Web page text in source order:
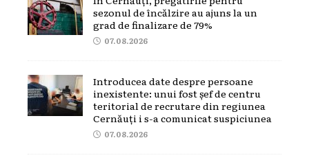
sezonul de încălzire au ajuns la un
grad de finalizare de 79%
07.08.2026
Introducea date despre persoane
inexistente: unui fost șef de centru
teritorial de recrutare din regiunea
Cernăuți i s-a comunicat suspiciunea
07.08.2026